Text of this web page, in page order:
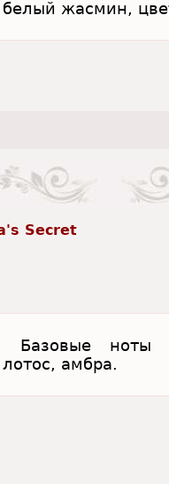
белый жасмин,
Secret
Базовые ноты
лотос, амбра.